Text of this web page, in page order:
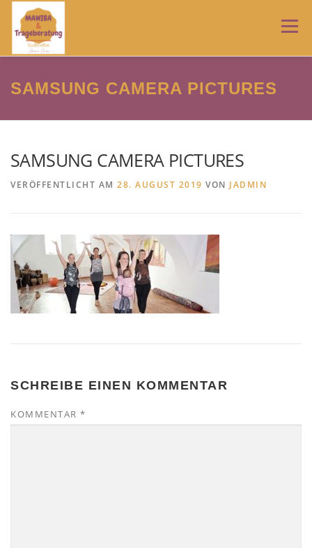
Zum
Inhalt
springen
Menü
HOME TRAGEBERATUNG MAWIBA NEWS
DATENSCHUTZERKLÄRUNG
SAMSUNG CAMERA PICTURES
SAMSUNG CAMERA PICTURES
VERÖFFENTLICHT AM 28. AUGUST 2019 VON JADMIN
SCHREIBE EINEN KOMMENTAR
KOMMENTAR *